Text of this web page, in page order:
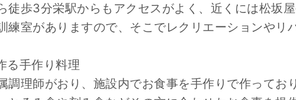
徒歩3分栄駅からもアクセスがよく、近くには松坂
練室がありますので、そこでレクリエーションやリ
る手作り料理
調理師がおり、施設内でお食事を手作りで作って